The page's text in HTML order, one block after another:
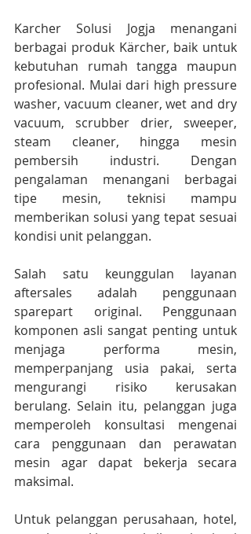
Karcher Solusi Jogja menangani
berbagai produk Kärcher, baik untuk
kebutuhan rumah tangga maupun
profesional. Mulai dari high pressure
washer, vacuum cleaner, wet and dry
vacuum, scrubber drier, sweeper,
steam cleaner, hingga mesin
pembersih industri. Dengan
pengalaman menangani berbagai
tipe mesin, teknisi mampu
memberikan solusi yang tepat sesuai
kondisi unit pelanggan.
Salah satu keunggulan layanan
aftersales adalah penggunaan
sparepart original. Penggunaan
komponen asli sangat penting untuk
menjaga performa mesin,
memperpanjang usia pakai, serta
mengurangi risiko kerusakan
berulang. Selain itu, pelanggan juga
memperoleh konsultasi mengenai
cara penggunaan dan perawatan
mesin agar dapat bekerja secara
maksimal.
Untuk pelanggan perusahaan, hotel,